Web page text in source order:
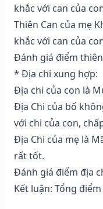
khắc với can của
Thiên Can của mẹ
khắc với can của
Đánh giá điểm
* Địa chi xung hợp:
Địa chi của con là
Địa Chi của bố
với chi của con,
Địa Chi của mẹ là
rất tốt.
Đánh giá điểm địa
Kết luận: Tổng